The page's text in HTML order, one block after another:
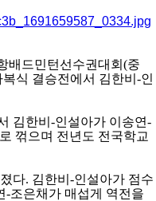
배드민턴선수권대회 (중
식 결승전에서 김한비 -인
김한비 -인설아가 이송연-
꺾으며 전년도 전국학교
다. 김한비 -인설아가 점수
-조은채가 매섭게 역전을